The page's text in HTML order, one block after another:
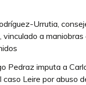
Urrutia,
vinculado a
Pedraz imputa a
caso Leire por abuso